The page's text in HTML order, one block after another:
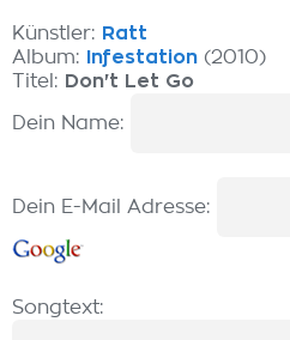
Künstler: Ratt
Album:
Infestation (2010)
Titel: Don't Let Go
Dein Name:
Dein E-Mail Adresse:
Songtext: